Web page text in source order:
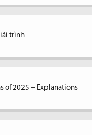
trình
of 2025 + Explanations